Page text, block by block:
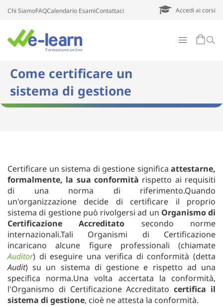
Chi SiamoFAQCalendario EsamiContattaci Accedi ai corsi
Come certificare un
sistema di gestione
Certificare un sistema di gestione significa attestarne,
formalmente, la sua conformità rispetto ai requisiti
di una norma di riferimento.Quando
un'organizzazione decide di certificare il proprio
sistema di gestione può rivolgersi ad un Organismo di
Certificazione Accreditato secondo norme
internazionali.Tali Organismi di Certificazione
incaricano alcune figure professionali (chiamate
Auditor) di eseguire una verifica di conformità (detta
Audit) su un sistema di gestione e rispetto ad una
specifica norma.Una volta accertata la conformità,
l'Organismo di Certificazione Accreditatocertifica il
sistema di gestione, cioè ne attesta la conformità.